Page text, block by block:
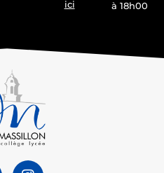
ici
à 18h00